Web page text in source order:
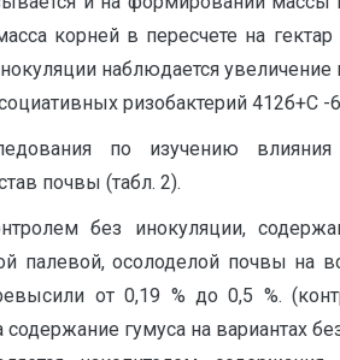
корней в пересчете на
наблюдается
ризобактерий 412б+С -
по изучению
почвы (табл. 2).
без инокуляции,
палевой, осолоделой почвы на
от 0,19 % до 0,5 %.
содержание гумуса на вариантах